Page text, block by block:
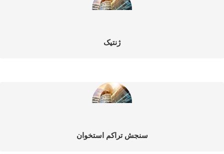
ژنتیک
سنجش تراکم استخوان